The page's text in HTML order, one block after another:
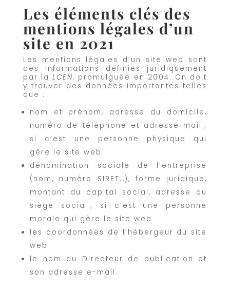
Les éléments clés des
mentions légales d’un
site en 2021
Les mentions légales d’un site web sont
des informations définies juridiquement
par laLCEN, promulguée en 2004. On doit
y trouver des données importantes telles
que :
nom et prénom, adresse du domicile,
numéro de téléphone et adresse mail ;
si c’est une personne physique qui
gère le site web
dénomination sociale de l’entreprise
(nom, numéro SIRET…), forme juridique,
montant du capital social, adresse du
siège social ; si c’est une personne
morale qui gère le site web
les coordonnées de l’hébergeur du site
web
le nom du Directeur de publication et
son adresse e-mail.